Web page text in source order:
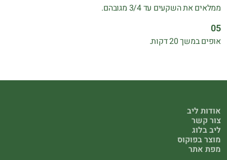
ממלאים את השקעים עד 3/4 מגובהם.
אופים במשך 20 דקות.
אודות ליב
צור קשר
ליב בלוג
מוצר בפוקוס
מפת אתר